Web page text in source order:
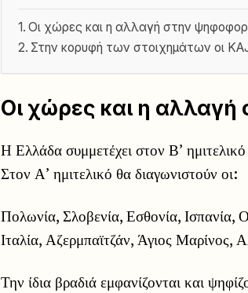
Οι χώρες και η αλλαγή στην
Στην κορυφή των στοιχημάτων οι
Οι χώρες και η
Η Ελλάδα συμμετέχει στον Β’
Στον Α’ ημιτελικό θα διαγωνιστούν οι:
Πολωνία, Σλοβενία, Εσθονία, Ισπανία,
Ιταλία, Αζερμπαϊτζάν, Άγιος Μαρίνος,
Την ίδια βραδιά εμφανίζονται και